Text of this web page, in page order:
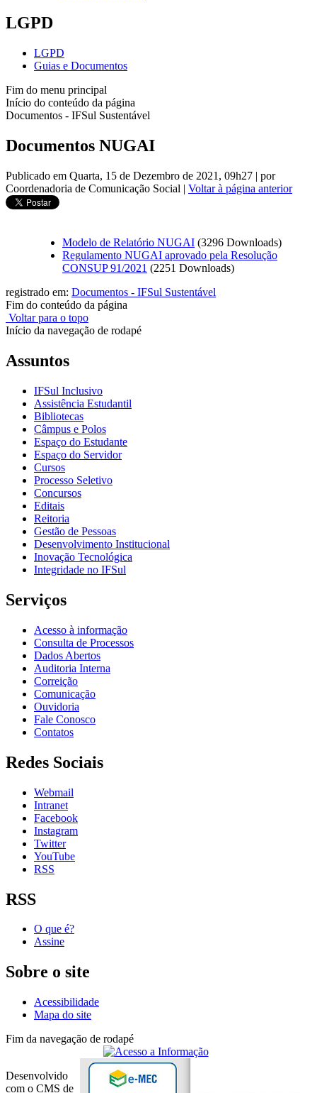
LGPD
LGPD
Guias e Documentos
Fim do menu principal
Início do conteúdo da página
Documentos - IFSul Sustentável
Documentos NUGAI
Publicado em Quarta, 15 de Dezembro de 2021, 09h27 | por
Coordenadoria de Comunicação Social | Voltar à página anterior
Modelo de Relatório NUGAI (3296 Downloads)
Regulamento NUGAI aprovado pela Resolução
CONSUP 91/2021 (2251 Downloads)
registrado em: Documentos - IFSul Sustentável
Fim do conteúdo da página
Voltar para o topo
Início da navegação de rodapé
Assuntos
IFSul Inclusivo
Assistência Estudantil
Bibliotecas
Câmpus e Polos
Espaço do Estudante
Espaço do Servidor
Cursos
Processo Seletivo
Concursos
Editais
Reitoria
Gestão de Pessoas
Desenvolvimento Institucional
Inovação Tecnológica
Integridade no IFSul
Serviços
Acesso à informação
Consulta de Processos
Dados Abertos
Auditoria Interna
Correição
Comunicação
Ouvidoria
Fale Conosco
Contatos
Redes Sociais
Webmail
Intranet
Facebook
Instagram
Twitter
YouTube
RSS
RSS
O que é?
Assine
Sobre o site
Acessibilidade
Mapa do site
Fim da navegação de rodapé
Desenvolvido
com o CMS de